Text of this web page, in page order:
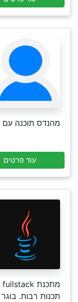
מהנדס תוכנה עם 7 שנות ניסיון בהייטק
עוד פרטים
תכנות רבות. בוגר 10 יח"ל מדעי המחשב בהצטיינות.